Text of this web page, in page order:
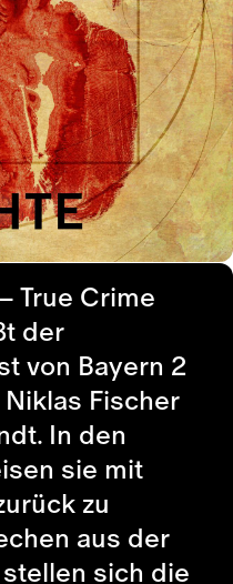
True Crime
der
von Bayern 2
Fischer
In den
sie mit
zu
aus der
sich die